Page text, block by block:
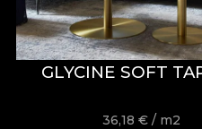
GLYCINE SOFT
36,18€ / m2